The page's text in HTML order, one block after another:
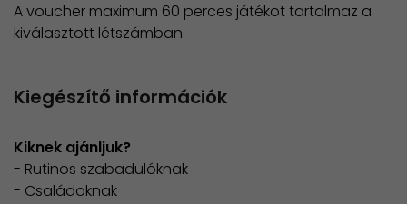
A voucher maximum 60 perces játékot tartalmaz a
kiválasztott létszámban.
Kiegészítő információk
Kiknek ajánljuk?
- Rutinos szabadulóknak
- Családoknak